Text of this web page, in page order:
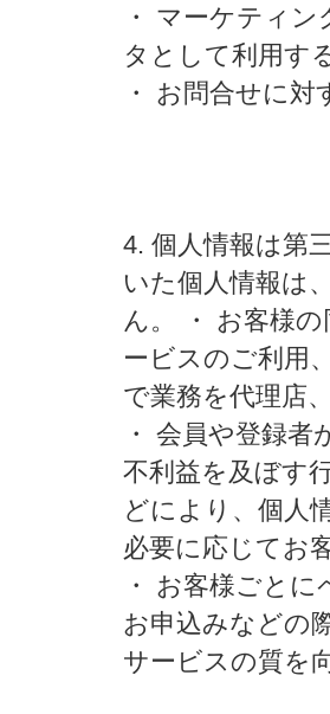
・ マーケティ
タとして利用す
・ お問合せに
4. 個人情報は第
いた個人情報は
ん。 ・ お客様
ービスのご利用
で業務を代理店
・ 会員や登録
不利益を及ぼす
どにより、個人
必要に応じてお
・ お客様ごと
お申込みなどの
サービスの質を